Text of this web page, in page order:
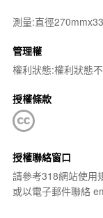
測量:直徑
管理權
權利狀態:權利狀態
授權條款
授權聯絡窗口
請參考318網站使用
或以電子郵件聯絡